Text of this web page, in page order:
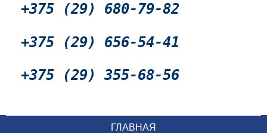
+375 (29) 680-79-82
+375 (29) 656-54-41
+375 (29) 355-68-56
ГЛАВНАЯ